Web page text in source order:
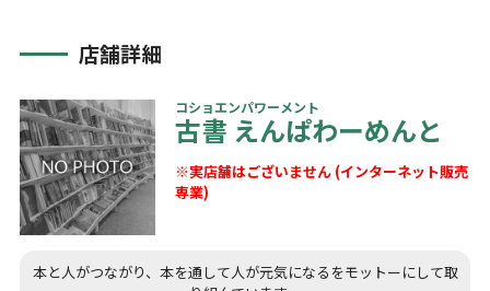
店舗詳細
コショエンパワーメント
古書 えんぱわーめんと
※実店舗はございません (インターネット販売
専業)
本と人がつながり、本を通して人が元気になるをモットーにして取